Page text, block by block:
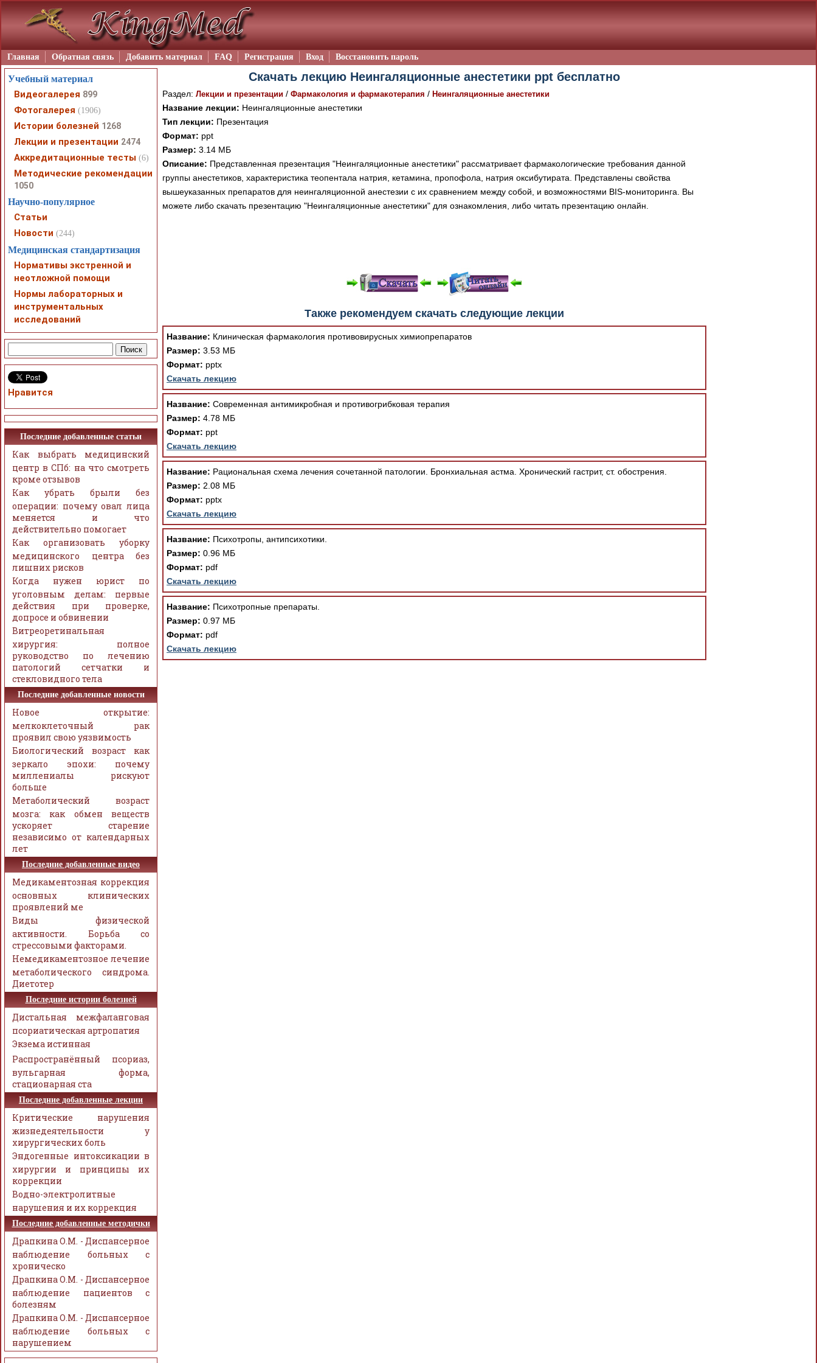
Главная Обратная связь Добавить материал FAQ Регистрация Вход Восстановить пароль
Скачать лекцию Неингаляционные анестетики ppt бесплатно
Раздел: Лекции и презентации / Фармакология и фармакотерапия / Неингаляционные анестетики
Название лекции: Неингаляционные анестетики
Тип лекции: Презентация
Формат: ppt
Размер: 3.14 МБ
Описание: Представленная презентация "Неингаляционные анестетики" рассматривает фармакологические требования данной
группы анестетиков, характеристика теопентала натрия, кетамина, пропофола, натрия оксибутирата. Представлены свойства
вышеуказанных препаратов для неингаляционной анестезии с их сравнением между собой, и возможностями BIS-мониторинга. Вы
можете либо скачать презентацию "Неингаляционные анестетики" для ознакомления, либо читать презентацию онлайн.
При просмотре в режиме "Читать онлайн" возможны различные ошибки отображения документа в результате отсутствия
поддержки Вашим браузером шрифтов и изменения размеров исходных шаблонов. При скачивании документа данная
ошибка устраняется Вашим программным обеспечением автоматически.
Также рекомендуем скачать следующие лекции
Название: Клиническая фармакология противовирусных химиопрепаратов
Размер: 3.53 МБ
Формат: pptx
Скачать лекцию
Название: Современная антимикробная и противогрибковая терапия
Размер: 4.78 МБ
Формат: ppt
Скачать лекцию
Название: Рациональная схема лечения сочетанной патологии. Бронхиальная астма. Хронический гастрит, ст. обострения.
Размер: 2.08 МБ
Формат: pptx
Скачать лекцию
Название: Психотропы, антипсихотики.
Размер: 0.96 МБ
Формат: pdf
Скачать лекцию
Название: Психотропные препараты.
Размер: 0.97 МБ
Формат: pdf
Скачать лекцию
Учебный материал
Видеогалерея 899
Фотогалерея (1906)
Истории болезней 1268
Лекции и презентации 2474
Аккредитационные тесты (6)
Методические рекомендации
1050
Научно-популярное
Статьи
Новости (244)
Медицинская стандартизация
Нормативы экстренной и
неотложной помощи
Нормы лабораторных и
инструментальных
исследований
Нравится
Последние добавленные статьи
Как выбрать медицинский
центр в СПб: на что смотреть
кроме отзывов
Как убрать брыли без
операции: почему овал лица
меняется и что
действительно помогает
Как организовать уборку
медицинского центра без
лишних рисков
Когда нужен юрист по
уголовным делам: первые
действия при проверке,
допросе и обвинении
Витреоретинальная
хирургия: полное
руководство по лечению
патологий сетчатки и
стекловидного тела
Последние добавленные новости
Новое открытие:
мелкоклеточный рак
проявил свою уязвимость
Биологический возраст как
зеркало эпохи: почему
миллениалы рискуют
больше
Метаболический возраст
мозга: как обмен веществ
ускоряет старение
независимо от календарных
лет
Последние добавленные видео
Медикаментозная коррекция
основных клинических
проявлений ме
Виды физической
активности. Борьба со
стрессовыми факторами.
Немедикаментозное лечение
метаболического синдрома.
Диетотер
Последние истории болезней
Дистальная межфаланговая
псориатическая артропатия
Экзема истинная
Распространённый псориаз,
вульгарная форма,
стационарная ста
Последние добавленные лекции
Критические нарушения
жизнедеятельности у
хирургических боль
Эндогенные интоксикации в
хирургии и принципы их
коррекции
Водно-электролитные
нарушения и их коррекция
Последние добавленные методички
Драпкина О.М. - Диспансерное
наблюдение больных с
хроническо
Драпкина О.М. - Диспансерное
наблюдение пациентов с
болезням
Драпкина О.М. - Диспансерное
наблюдение больных с
нарушением